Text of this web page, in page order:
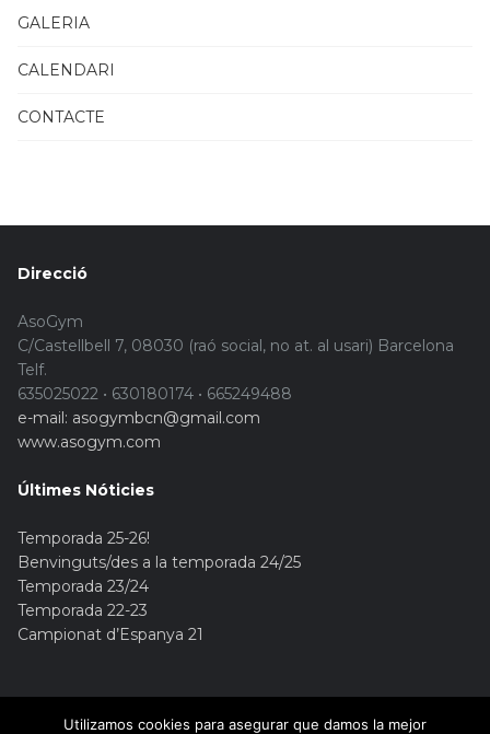
GALERIA
CALENDARI
CONTACTE
Direcció
AsoGym
C/Castellbell 7, 08030 (raó social, no at. al usari) Barcelona
Telf.
635025022 • 630180174 • 665249488
e-mail: asogymbcn@gmail.com
www.asogym.com
Últimes Nóticies
Temporada 25-26!
Benvinguts/des a la temporada 24/25
Temporada 23/24
Temporada 22-23
Campionat d’Espanya 21
Utilizamos cookies para asegurar que damos la mejor